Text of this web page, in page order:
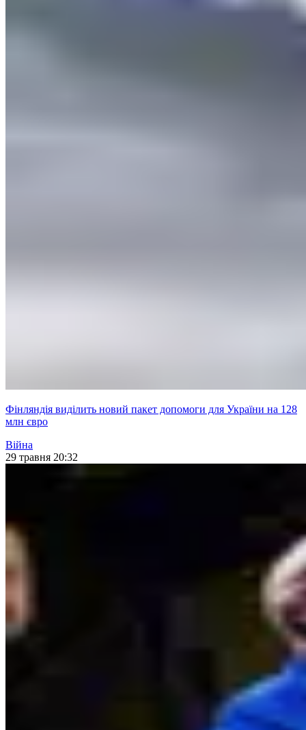
Фінляндія виділить новий пакет допомоги для України на 128
млн євро
Війна
29 травня 20:32